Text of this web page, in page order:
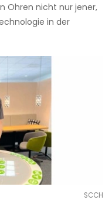
Ohren nicht nur jener,
in der
SCCH